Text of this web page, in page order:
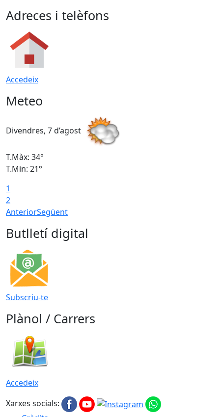
Adreces i telèfons
Accedeix
Meteo
Divendres, 7 d’agost
T.Màx: 34°
T.Min: 21°
1
2
AnteriorSegüent
Butlletí digital
Subscriu-te
Plànol / Carrers
Accedeix
Xarxes socials: